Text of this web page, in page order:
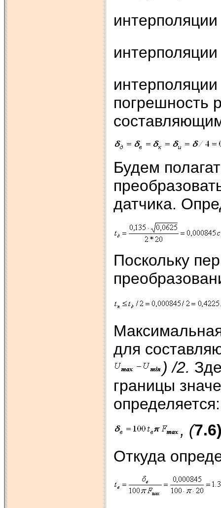
интерполяции
интерполяции
погрешность
Будем
датчика.
Поскольку
для
) /2.
границы
определяется:
, (
Откуда